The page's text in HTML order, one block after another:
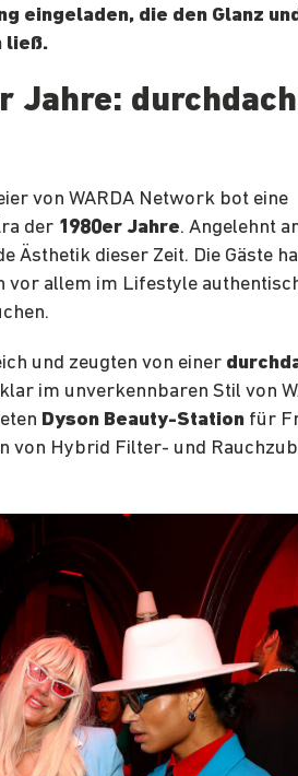
eingeladen, die den Glanz
ließ.
Jahre:
von WARDA Network bot eine
der 1980er Jahre. Angelehnt
Ästhetik dieser Zeit. Die Gäste
allem im Lifestyle
und zeugten von einer
klar im unverkennbaren Stil von
Dyson Beauty-Station für
von Hybrid Filter- und